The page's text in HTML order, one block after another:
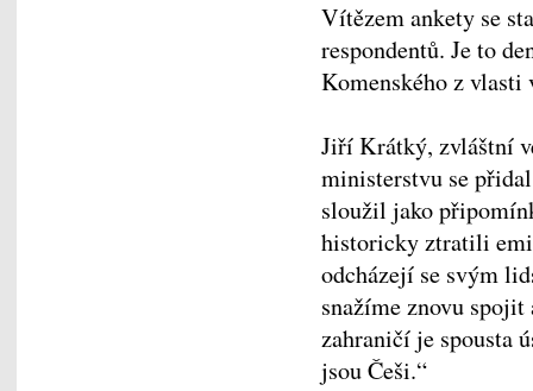
Vítězem ankety se
respondentů. Je to
Komenského z vlasti
Jiří Krátký, zvláštní
ministerstvu se
sloužil jako
historicky ztratili
odcházejí se svým
snažíme znovu spojit
zahraničí je spousta
jsou Češi.“